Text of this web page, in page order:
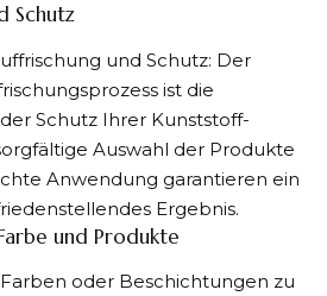
Schutz
und Schutz: Der
ist die
Schutz Ihrer Kunststoff-
Auswahl der Produkte
Anwendung garantieren ein
Ergebnis.
und Produkte
oder Beschichtungen zu